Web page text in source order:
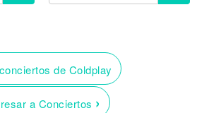
de Coldplay
a Conciertos ›